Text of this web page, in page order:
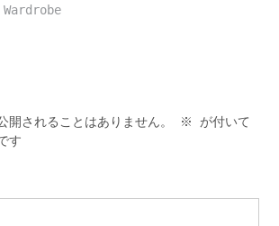
開されることはありません。 ※
が付いて
す